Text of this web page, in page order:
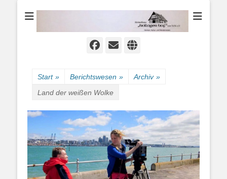
Heimathaus
Hollager Hof v.
Facebook
E-
Website
Start » Berichtswesen » Archiv »
Land der weißen Wolke